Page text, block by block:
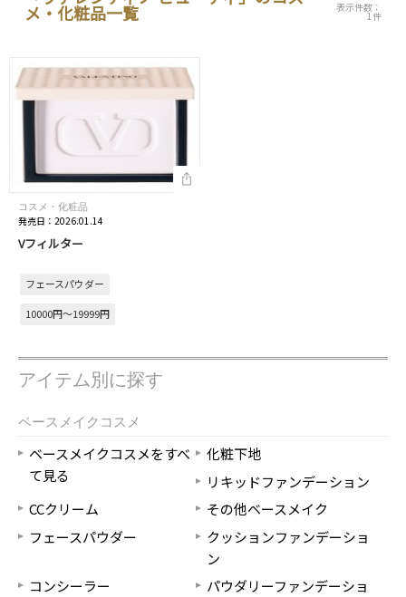
メ・化粧品一覧 表示件数：
1件
コスメ・化粧品
発売日：2026.01.14
Vフィルター
フェースパウダー
10000円～19999円
アイテム別に探す
ベースメイクコスメ
ベースメイクコスメをすべ
て見る
化粧下地
リキッドファンデーション
CCクリーム
その他ベースメイク
フェースパウダー
クッションファンデーショ
ン
コンシーラー
パウダリーファンデーショ